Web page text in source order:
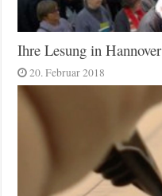
Ihre Lesung in Hannover
20. Februar 2018